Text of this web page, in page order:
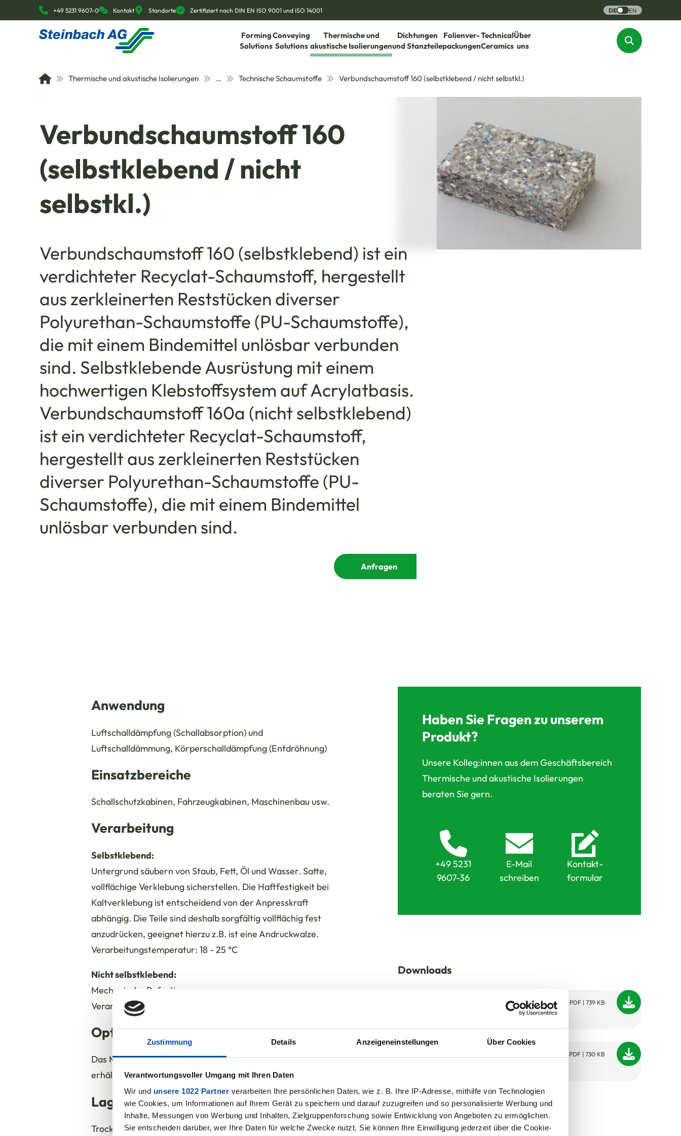
Zustimmung Details Anzeigeneinstellungen Über Cookies
Verantwortungsvoller Umgang mit Ihren Daten
Wir und unsere 1022 Partner verarbeiten Ihre persönlichen Daten, wie z. B. Ihre IP-Adresse, mithilfe von Technologien
wie Cookies, um Informationen auf Ihrem Gerät zu speichern und darauf zuzugreifen und so personalisierte Werbung und
Inhalte, Messungen von Werbung und Inhalten, Zielgruppenforschung sowie Entwicklung von Angeboten zu ermöglichen.
Sie entscheiden darüber, wer Ihre Daten für welche Zwecke nutzt. Sie können Ihre Einwilligung jederzeit über die Cookie-
+49 5231 9607-0 Kontakt Standorte Zertifiziert nach DIN EN ISO 9001 und ISO 14001 DE EN
Forming
Solutions
Conveying
Solutions
Thermische und
akustische Isolierungen
Dichtungen
und Stanzteile
Folienver-
packungen
Technical
Ceramics
Über
uns
Thermische und akustische Isolierungen … Technische Schaumstoffe Verbundschaumstoff 160 (selbstklebend / nicht selbstkl.)
Verbundschaumstoff 160
(selbstklebend / nicht
selbstkl.)
Verbundschaumstoff 160 (selbstklebend) ist ein
verdichteter Recyclat-Schaumstoff, hergestellt
aus zerkleinerten Reststücken diverser
Polyurethan-Schaumstoffe (PU-Schaumstoffe),
die mit einem Bindemittel unlösbar verbunden
sind. Selbstklebende Ausrüstung mit einem
hochwertigen Klebstoffsystem auf Acrylatbasis.
Verbundschaumstoff 160a (nicht selbstklebend)
ist ein verdichteter Recyclat-Schaumstoff,
hergestellt aus zerkleinerten Reststücken
diverser Polyurethan-Schaumstoffe (PU-
Schaumstoffe), die mit einem Bindemittel
unlösbar verbunden sind.
Anfragen
Anwendung
Luftschalldämpfung (Schallabsorption) und
Luftschalldämmung, Körperschalldämpfung (Entdröhnung)
Einsatzbereiche
Schallschutzkabinen, Fahrzeugkabinen, Maschinenbau usw.
Verarbeitung
Selbstklebend:
Untergrund säubern von Staub, Fett, Öl und Wasser. Satte,
vollflächige Verklebung sicherstellen. Die Haftfestigkeit bei
Kaltverklebung ist entscheidend von der Anpresskraft
abhängig. Die Teile sind deshalb sorgfältig vollflächig fest
anzudrücken, geeignet hierzu z.B. ist eine Andruckwalze.
Verarbeitungstemperatur: 18 - 25 °C
Nicht selbstklebend:
Mechanische Befestigung
Verarbeitungstemperatur: 18 - 25 °C
Optionen
Das Material ist auch mit einer Polyestervliesoberfläche
erhältlich.
Lagerung
Trocken bei einer Temperatur von 18 - 25 °C
Haben Sie Fragen zu unserem
Produkt?
Unsere Kolleg:innen aus dem Geschäftsbereich
Thermische und akustische Isolierungen
beraten Sie gern.
+49 5231
9607-36
E-Mail
schreiben
Kontakt-
formular
Downloads
Verbundschaumstoff 160
PDF | 739 KB
PDF | 730 KB